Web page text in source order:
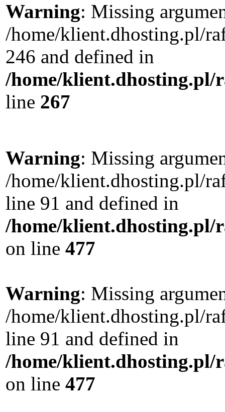
Warning: Missing
/home/klient.dhosting.pl/
246 and defined in
/home/klient.dhosting.pl/
line 267
Warning: Missing
/home/klient.dhosting.pl/
line 91 and defined in
/home/klient.dhosting.pl/
on line 477
Warning: Missing
/home/klient.dhosting.pl/
line 91 and defined in
/home/klient.dhosting.pl/
on line 477